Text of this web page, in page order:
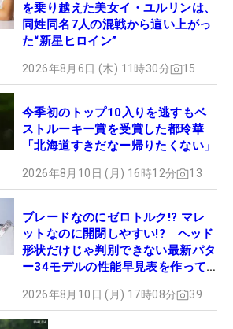
を乗り越えた美女イ・ユルリンは、
同姓同名7人の混戦から這い上がっ
た“新星ヒロイン”
2026年8月6日 (木) 11時30分 15
今季初のトップ10入りを逃すもベ
ストルーキー賞を受賞した都玲華
「北海道すきだなー帰りたくない」
2026年8月10日 (月) 16時12分 13
ブレードなのにゼロトルク!? マレ
ットなのに開閉しやすい!? ヘッド
形状だけじゃ判別できない最新パタ
ー34モデルの性能早見表を作って
2026年8月10日 (月) 17時08分 39